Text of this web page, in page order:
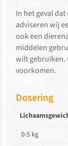
In het geval
adviseren wij
ook een
middelen
wilt gebruiken.
voorkomen.
Dosering
0-5 kg